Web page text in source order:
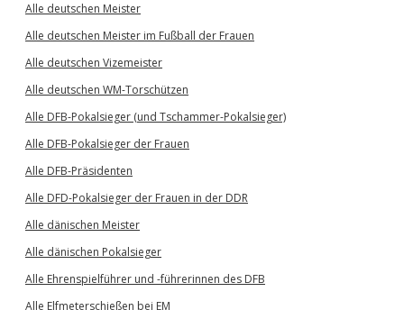
Alle deutschen Meister
Alle deutschen Meister im Fußball der Frauen
Alle deutschen Vizemeister
Alle deutschen WM-Torschützen
Alle DFB-Pokalsieger (und Tschammer-Pokalsieger)
Alle DFB-Pokalsieger der Frauen
Alle DFB-Präsidenten
Alle DFD-Pokalsieger der Frauen in der DDR
Alle dänischen Meister
Alle dänischen Pokalsieger
Alle Ehrenspielführer und -führerinnen des DFB
Alle Elfmeterschießen bei EM